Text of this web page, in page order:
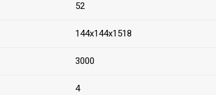
52
144х144х1518
3000
4